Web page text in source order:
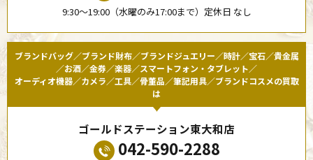
9:30〜19:00（水曜のみ17:00まで）定休日 なし
ブランドバッグ／ブランド財布／ブランドジュエリー／時計／宝石／貴金属
／お酒／金券／楽器／スマートフォン・タブレット／
オーディオ機器／カメラ／工具／骨董品／筆記用具／ブランドコスメの買取
は
ゴールドステーション東大和店
042-590-2288